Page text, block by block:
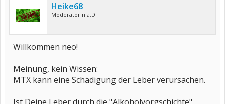
Heike68
Moderatorin a.D.
Willkommen neo!
Meinung, kein Wissen:
MTX kann eine Schädigung der Leber verursachen.